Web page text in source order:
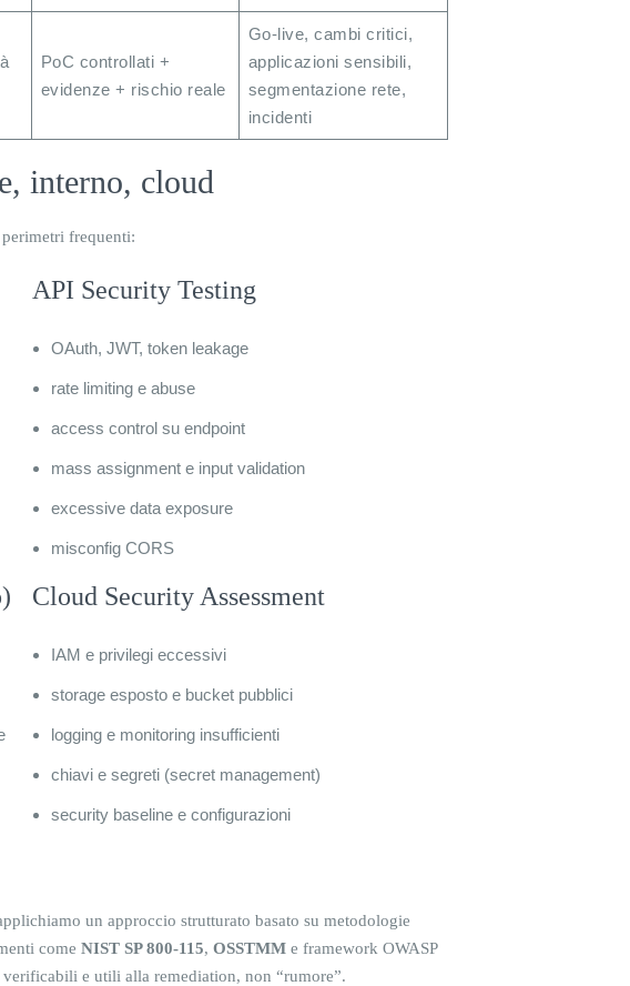
PoC controllati +
evidenze + rischio reale
Go-live, cambi critici,
applicazioni sensibili,
segmentazione rete,
incidenti
interno, cloud
frequenti:
API Security Testing
OAuth, JWT, token leakage
rate limiting e abuse
access control su endpoint
mass assignment e input validation
excessive data exposure
misconfig CORS
Cloud Security Assessment
IAM e privilegi eccessivi
storage esposto e bucket pubblici
logging e monitoring insufficienti
chiavi e segreti (secret management)
security baseline e configurazioni
un approccio strutturato basato su metodologie
come NIST SP 800-115, OSSTMM e framework OWASP
e utili alla remediation, non “rumore”.